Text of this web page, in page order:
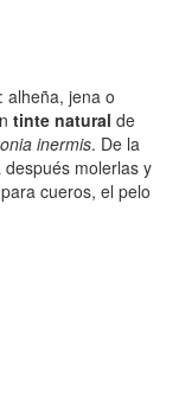
alheña, jena o
tinte natural de
inermis. De la
molerlas y
cueros, el pelo